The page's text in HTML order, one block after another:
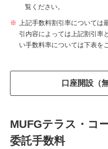
覧ください。
上記手数料割引率については
引内容によっては上記割引率
い手数料率については下表を
口座開設（
MUFGテラス・コ
委託手数料